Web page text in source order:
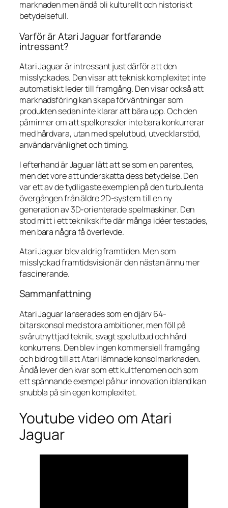
marknaden men ändå bli kulturellt och historiskt
betydelsefull.
Varför är Atari Jaguar fortfarande
intressant?
Atari Jaguar är intressant just därför att den
misslyckades. Den visar att teknisk komplexitet inte
automatiskt leder till framgång. Den visar också att
marknadsföring kan skapa förväntningar som
produkten sedan inte klarar att bära upp. Och den
påminner om att spelkonsoler inte bara konkurrerar
med hårdvara, utan med spelutbud, utvecklarstöd,
användarvänlighet och timing.
I efterhand är Jaguar lätt att se som en parentes,
men det vore att underskatta dess betydelse. Den
var ett av de tydligaste exemplen på den turbulenta
övergången från äldre 2D-system till en ny
generation av 3D-orienterade spelmaskiner. Den
stod mitt i ett teknikskifte där många idéer testades,
men bara några få överlevde.
Atari Jaguar blev aldrig framtiden. Men som
misslyckad framtidsvision är den nästan ännu mer
fascinerande.
Sammanfattning
Atari Jaguar lanserades som en djärv 64-
bitarskonsol med stora ambitioner, men föll på
svårutnyttjad teknik, svagt spelutbud och hård
konkurrens. Den blev ingen kommersiell framgång
och bidrog till att Atari lämnade konsolmarknaden.
Ändå lever den kvar som ett kultfenomen och som
ett spännande exempel på hur innovation ibland kan
snubbla på sin egen komplexitet.
Youtube video om Atari
Jaguar